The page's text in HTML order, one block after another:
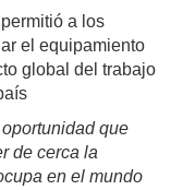
a los
el equipamiento
global del trabajo
que
de cerca la
en el mundo